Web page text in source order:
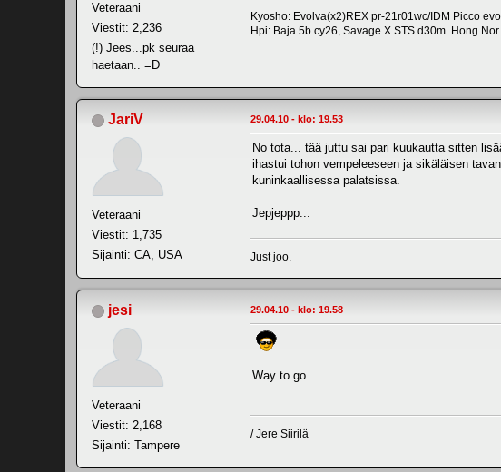
Veteraani
Viestit: 2,236
(!) Jees...pk seuraa
haetaan.. =D
Kyosho: Evolva(x2)REX pr-21r01wc/IDM Picco
Hpi: Baja 5b cy26, Savage X STS d30m. Hong
JariV
Veteraani
Viestit: 1,735
Sijainti: CA, USA
29.04.10 - klo: 19.53
No tota... tää juttu sai pari kuukautta sitten
ihastui tohon vempeleeseen ja sikäläisen
kuninkaallisessa palatsissa.
Jepjeppp...
Just joo.
jesi
Veteraani
Viestit: 2,168
Sijainti: Tampere
29.04.10 - klo: 19.58
Way to go...
/ Jere Siirilä